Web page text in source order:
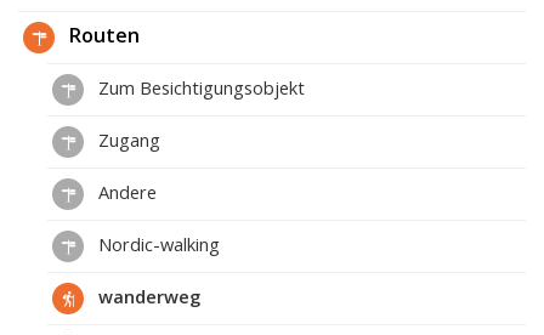
Routen
Zum Besichtigungsobjekt
Zugang
Andere
Nordic-walking
wanderweg